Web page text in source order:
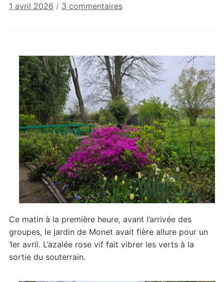
1 avril 2026 / 3 commentairessur
à
l’ouverture
Ce matin à la première heure, avant l’arrivée des
groupes, le jardin de Monet avait fière allure pour un
1er avril. L’azalée rose vif fait vibrer les verts à la
sortie du souterrain.